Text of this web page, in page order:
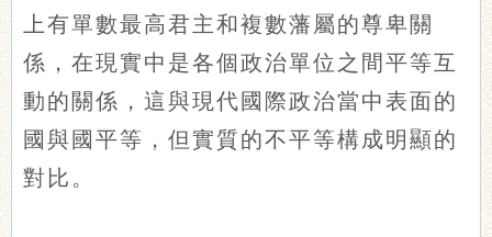
上有單數最高君主和複數藩屬的尊卑關
係，在現實中是各個政治單位之間平等互
動的關係，這與現代國際政治當中表面的
國與國平等，但實質的不平等構成明顯的
對比。